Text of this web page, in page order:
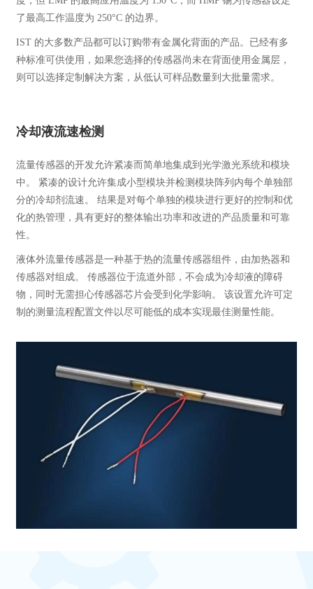
了最高工作温度为 250°C 的边界。
IST 的大多数产品都可以订购带有金属化背面的产品。已经有多
种标准可供使用，如果您选择的传感器尚未在背面使用金属层，
则可以选择定制解决方案，从低认可样品数量到大批量需求。
冷却液流速检测
流量传感器的开发允许紧凑而简单地集成到光学激光系统和模块
中。 紧凑的设计允许集成小型模块并检测模块阵列内每个单独部
分的冷却剂流速。 结果是对每个单独的模块进行更好的控制和优
化的热管理，具有更好的整体输出功率和改进的产品质量和可靠
性。
液体外流量传感器是一种基于热的流量传感器组件，由加热器和
传感器对组成。 传感器位于流道外部，不会成为冷却液的障碍
物，同时无需担心传感器芯片会受到化学影响。 该设置允许可定
制的测量流程配置文件以尽可能低的成本实现最佳测量性能。